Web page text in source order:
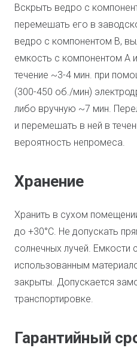
Вскрыть ведро с
перемешать его в
ведро с компонентом В,
емкость с компонентом А
течение ~3-4 мин. при
(300-450 об./мин)
либо вручную ~7 мин.
и перемешать в ней в
вероятность непромеса.
Хранение
Хранить в сухом
до +30°С. Не допускать
солнечных лучей. Емкости
использованным
закрыты. Допускается
транспортировке.
Гарантийный